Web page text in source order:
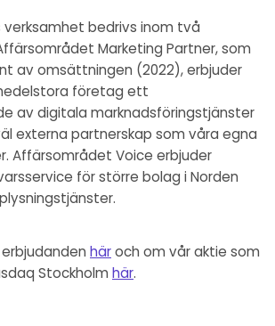
verksamhet bedrivs inom två
Marketing Partner, som
av omsättningen (2022), erbjuder
företag ett
av digitala marknadsföringstjänster
externa partnerskap som våra egna
Affärsområdet Voice erbjuder
för större bolag i Norden
häroch om vår aktie som
Stockholm här.